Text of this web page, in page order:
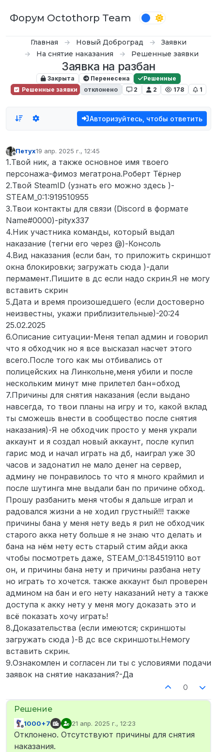
Форум Octothorp Team
Главная Новый Доброград
Заявки
На снятие наказания
Решенные заявки
Заявка на разбан
Закрыта Перенесена
Решенные
Решенные заявки
отклонено 2 2 178 1
Авторизуйтесь, чтобы ответить
Не в сети
Петух19 апр. 2025 г., 12:45
отредактировано
1.Твой ник, а также основное имя твоего
персонажа-фимоз мегатрона.Роберт Тёрнер
2.Твой SteamID (узнать его можно здесь )-
STEAM_0:1:919510955
3.Твои контакты для связи (Discord в формате
Name#0000)-pityx337
4.Ник участника команды, который выдал
наказание (тегни его через @)-Консоль
4.Вид наказания (если бан, то приложить скриншот
окна блокировки; загружать сюда )-дали
пермамент.Пишите в дс если надо скрин.Я не могу
вставить скрин
5.Дата и время произошедшего (если достоверно
неизвестны, укажи приблизительные)-20:24
25.02.2025
6.Описание ситуации-Меня тепал админ и говорил
что я обходчик но я все высказал насчет этого
всего.После того как мы отбивались от
полицейских на Линкольне,меня убили и после
нескольким минут мне прилетел бан=обход
7.Причины для снятия наказания (если выдано
навсегда, то твои планы на игру и то, какой вклад
ты сможешь внести в сообщество после снятия
наказания)-Я не обходчик просто у меня украли
аккаунт и я создал новый аккаунт, после купил
гарис мод и начал играть на дб, наиграл уже 30
часов и задонатил не мало денег на сервер,
админу не понравилось то что я много краймил и
после шутинга мне выдали бан по причине обход.
Прошу разбанить меня чтобы я дальше играл и
радовался жизни а не ходил грустный!!! также
причины бана у меня нету ведь я рил не обходчик
старого акка нету больше я не знаю что делать и
бана на нём нету есть старый стим айди акка
чтобы посмотреть даже, STEAM_0:1:84519110 вот
он, и причины бана нету и причины разбана нету
но играть то хочется. также аккаунт был проверен
админом на бан и его нету наказаний нету а также
доступа к акку нету у меня могу доказать это и
всё показать хочу играть!
8.Доказательства (если имеются; скриншоты
загружать сюда )-В дс все скриншоты.Немогу
вставить скрин.
9.Ознакомлен и согласен ли ты с условиями подачи
заявок на снятие наказания?-Да
0
Не в сети
1000+7 21 апр. 2025 г., 12:23
отредактировано
Отклонено. Отсутствуют причины для снятия
наказания.